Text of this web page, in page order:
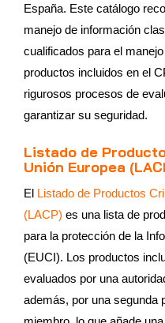
España. Este catálogo
manejo de información
cualificados para el
productos incluidos en el
rigurosos procesos de
garantizar su seguridad.
Listado de
Unión Europea
El Listado de Productos
(LACP) es una lista de
para la protección de la
(EUCI). Los productos
evaluados por una
además, por una segunda